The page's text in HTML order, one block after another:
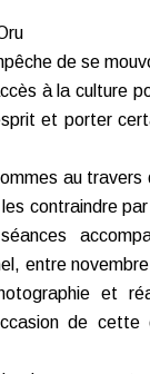
de se
à la culture
et porter
au travers
contraindre
entre
et
de